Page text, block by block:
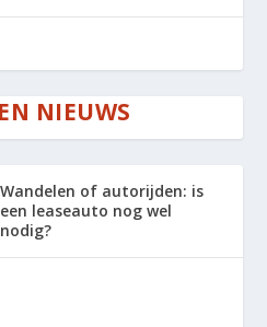
NIEUWS
Wandelen of autorijden: is
een leaseauto nog wel
nodig?